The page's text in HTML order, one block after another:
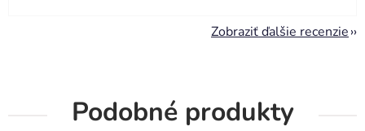
Zobraziť ďalšie recenzie
Podobné produkty